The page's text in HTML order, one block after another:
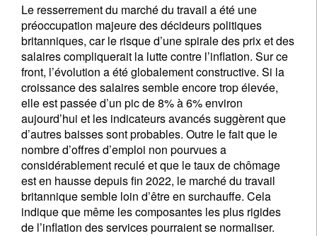
Le resserrement du marché du travail a été une
préoccupation majeure des décideurs politiques
britanniques, car le risque d’une spirale des prix et des
salaires compliquerait la lutte contre l’inflation. Sur ce
front, l’évolution a été globalement constructive. Si la
croissance des salaires semble encore trop élevée,
elle est passée d’un pic de 8% à 6% environ
aujourd’hui et les indicateurs avancés suggèrent que
d’autres baisses sont probables. Outre le fait que le
nombre d’offres d’emploi non pourvues a
considérablement reculé et que le taux de chômage
est en hausse depuis fin 2022, le marché du travail
britannique semble loin d’être en surchauffe. Cela
indique que même les composantes les plus rigides
de l’inflation des services pourraient se normaliser.
S'inscrire à la newsletter
Email
Civilité Prénom
Nom